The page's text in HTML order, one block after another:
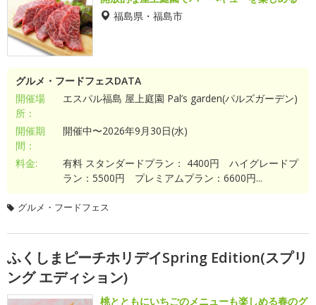
福島県・福島市
グルメ・フードフェスDATA
開催場
所：
エスパル福島 屋上庭園 Pal’s garden(パルズガーデン)
開催期
間：
開催中〜2026年9月30日(水)
料金:
有料 スタンダードプラン： 4400円 ハイグレードプ
ラン：5500円 プレミアムプラン：6600円...
グルメ・フードフェス
ふくしまピーチホリデイSpring Edition(スプリ
ング エディション)
桃とともにいちごのメニューも楽しめる春のグ